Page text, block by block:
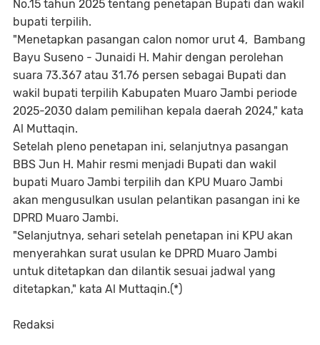
No.15 tahun 2025 tentang penetapan Bupati dan wakil
bupati terpilih.
"Menetapkan pasangan calon nomor urut 4, Bambang
Bayu Suseno - Junaidi H. Mahir dengan perolehan
suara 73.367 atau 31.76 persen sebagai Bupati dan
wakil bupati terpilih Kabupaten Muaro Jambi periode
2025-2030 dalam pemilihan kepala daerah 2024," kata
Al Muttaqin.
Setelah pleno penetapan ini, selanjutnya pasangan
BBS Jun H. Mahir resmi menjadi Bupati dan wakil
bupati Muaro Jambi terpilih dan KPU Muaro Jambi
akan mengusulkan usulan pelantikan pasangan ini ke
DPRD Muaro Jambi.
"Selanjutnya, sehari setelah penetapan ini KPU akan
menyerahkan surat usulan ke DPRD Muaro Jambi
untuk ditetapkan dan dilantik sesuai jadwal yang
ditetapkan," kata Al Muttaqin.(*)
Redaksi